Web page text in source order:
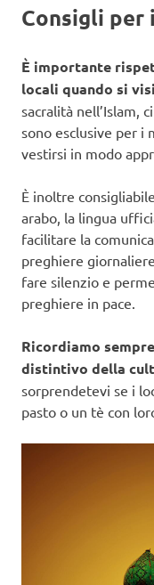
Consigli
È importante
locali quando si
sacralità nell’Islam,
sono esclusive per i
vestirsi in modo
È inoltre
arabo, la lingua
facilitare la
preghiere
fare silenzio e
preghiere in pace.
Ricordiamo
distintivo della
sorprendetevi se i
pasto o un tè con